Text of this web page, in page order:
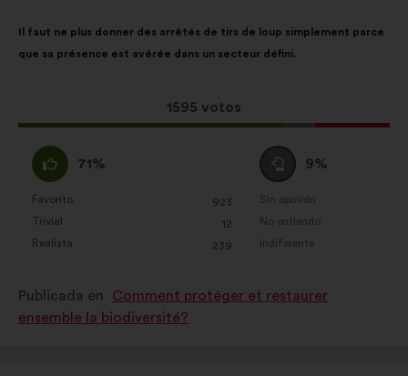
de
la
Il faut ne plus donner des arrêtés de tirs de loup simplement parce
que sa présence est avérée dans un secteur défini.
Esta
propuesta
1595 votos
el
siguiente
A
favor
:
71%
calificado
como:
Favorito
: 923
veces
Trivial 12
veces
Realista
: 239
veces
Neutro
:
9%
calificado
Sin opinión
:veces
No entiendo
:veces
Indiferente
:veces
Publicada en
Comment protéger et restaurer
ensemble la biodiversité?